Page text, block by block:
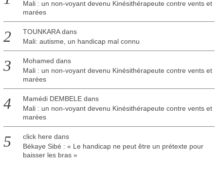
Mali : un non-voyant devenu Kinésithérapeute contre vents et
marées
TOUNKARAdans
Mali: autisme, un handicap mal connu
Mohamed dans
Mali : un non-voyant devenu Kinésithérapeute contre vents et
marées
Mamédi DEMBELEdans
Mali : un non-voyant devenu Kinésithérapeute contre vents et
marées
click here dans
Békaye Sibé : « Le handicap ne peut être un prétexte pour
baisser les bras »